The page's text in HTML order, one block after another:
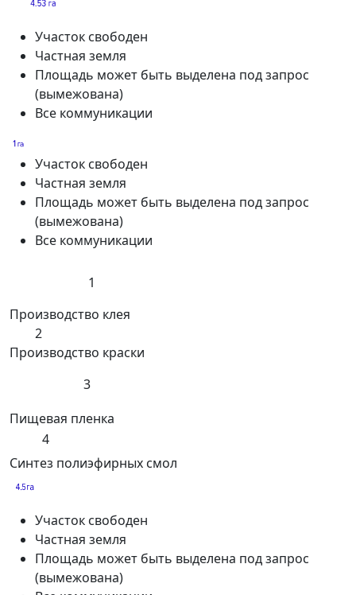
Участок свободен
Частная земля
Площадь может быть выделена под запрос
(вымежована)
Все коммуникации
Участок свободен
Частная земля
Площадь может быть выделена под запрос
(вымежована)
Все коммуникации
1
Производство клея
2
Производство краски
3
Пищевая пленка
4
Синтез полиэфирных смол
Участок свободен
Частная земля
Площадь может быть выделена под запрос
(вымежована)